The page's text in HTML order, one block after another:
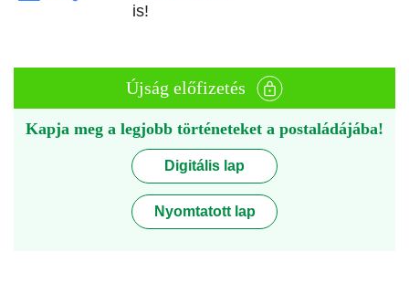
is!
Újság előfizetés
Kapja meg a legjobb történeteket a postaládájába!
Digitális lap
Nyomtatott lap